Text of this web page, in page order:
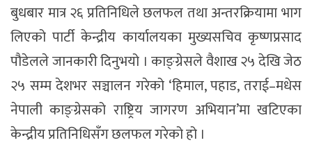
बुधबार मात्र २६ प्रतिनिधिले छलफल तथा अन्तरक्रियामा भाग
लिएको पार्टी केन्द्रीय कार्यालयका मुख्यसचिव कृष्णप्रसाद
पौडेलले जानकारी दिनुभयो । काङ्ग्रेसले वैशाख २५ देखि जेठ
२५ सम्म देशभर सञ्चालन गरेको ‘हिमाल, पहाड, तराई–मधेस
नेपाली काङ्ग्रेसको राष्ट्रिय जागरण अभियान’मा खटिएका
केन्द्रीय प्रतिनिधिसँग छलफल गरेको हो ।